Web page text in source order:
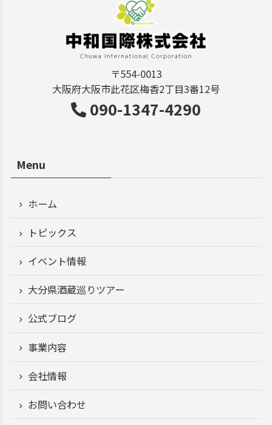
〒554-0013
大阪府大阪市此花区梅香2丁目3番12号
090-1347-4290
Menu
ホーム
トピックス
イベント情報
大分県酒蔵巡りツアー
公式ブログ
事業内容
会社情報
お問い合わせ